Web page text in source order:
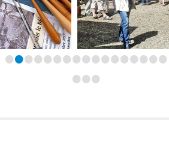
•••••••••••••••••
•••